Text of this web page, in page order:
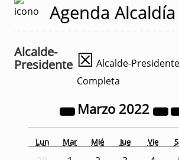
Agenda Alcaldía
Alcalde-
Presidente ☒ Alcalde-Presidente
Completa
Marzo 2022
Lun Mar Mié Jue Vie